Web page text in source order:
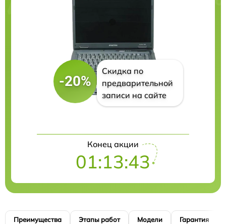
-20%
Скидка по
предварительной
записи на сайте
Конец акции
01:13:42
Преимущества Этапы работ Модели Гарантия